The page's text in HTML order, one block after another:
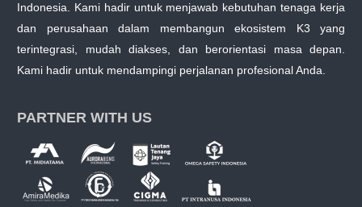
Indonesia. Kami hadir untuk menjawab kebutuhan tenaga kerja
dan perusahaan dalam membangun ekosistem K3 yang
terintegrasi, mudah diakses, dan berorientasi masa depan.
Kami hadir untuk mendampingi perjalanan profesional Anda.
PARTNER WITH US